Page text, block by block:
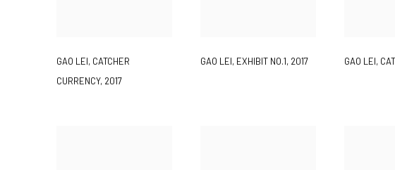
GAO LEI, CATCHER
CURRENCY, 2017
GAO LEI, EXHIBIT NO.1, 2017 GAO LEI,